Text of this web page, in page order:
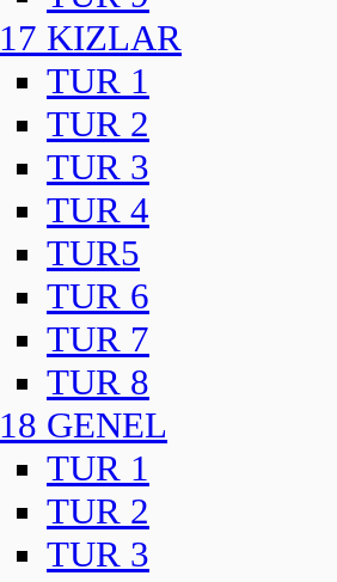
17 KIZLAR
TUR 1
TUR 2
TUR 3
TUR 4
TUR5
TUR 6
TUR 7
TUR 8
18 GENEL
TUR 1
TUR 2
TUR 3